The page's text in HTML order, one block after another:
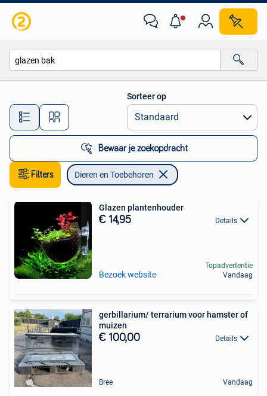
Alle afstanden…
Sorteer op
Bewaar je zoekopdracht
Filters Dieren en Toebehoren
Glazen plantenhouder
€ 14,95 Details
Bezoek website
Topadvertentie
Vandaag
gerbillarium/ terrarium voor hamster of
muizen
€ 100,00 Details
Bree Vandaag